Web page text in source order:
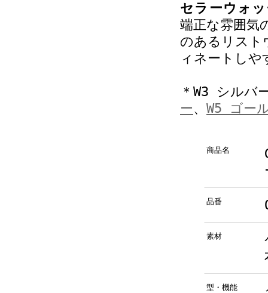
セラーウォ
端正な雰囲気
のあるリスト
ィネートしや
＊W3 シルバ
ー、 W5 ゴー
商品名
品番
素材
型・機能